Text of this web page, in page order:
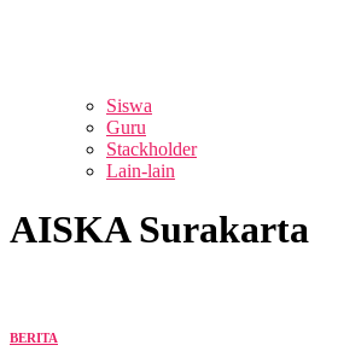
Siswa
Guru
Stackholder
Lain-lain
AISKA Surakarta
BERITA